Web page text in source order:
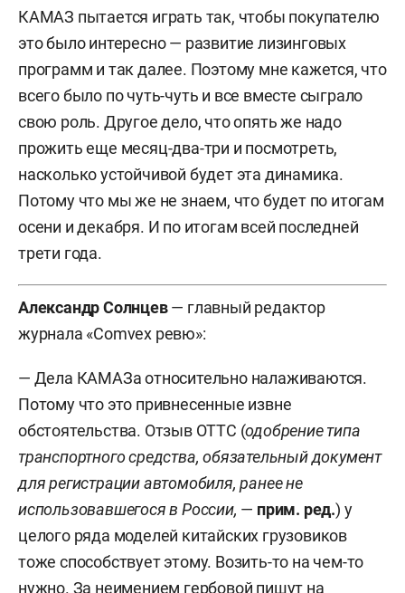
КАМАЗ пытается играть так, чтобы покупателю
это было интересно — развитие лизинговых
программ и так далее. Поэтому мне кажется, что
всего было по чуть-чуть и все вместе сыграло
свою роль. Другое дело, что опять же надо
прожить еще месяц-два-три и посмотреть,
насколько устойчивой будет эта динамика.
Потому что мы же не знаем, что будет по итогам
осени и декабря. И по итогам всей последней
трети года.
Александр Солнцев— главный редактор
журнала «Comvex ревю»:
— Дела КАМАЗа относительно налаживаются.
Потому что это привнесенные извне
обстоятельства. Отзыв ОТТС (одобрение типа
транспортного средства, обязательный документ
для регистрации автомобиля, ранее не
использовавшегося в России, — прим. ред.) у
целого ряда моделей китайских грузовиков
тоже способствует этому. Возить-то на чем-то
нужно. За неимением гербовой пишут на